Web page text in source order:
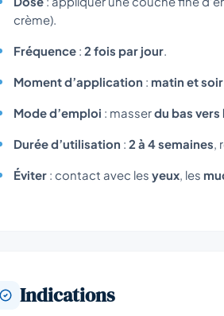
crème).
Fréquence : 2 fois par jour.
Moment d’application : matin et soir
Mode d’emploi : masserdu bas vers
Durée d’utilisation : 2 à 4 semaines,
Éviter : contact avec les yeux, les
Indications